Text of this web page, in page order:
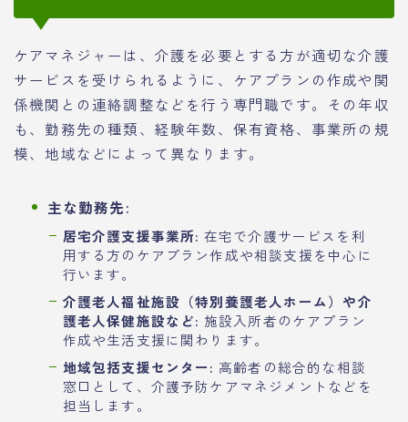
ケアマネジャーは、介護を必要とする方が適切な介護
サービスを受けられるように、ケアプランの作成や関
係機関との連絡調整などを行う専門職です。その年収
も、勤務先の種類、経験年数、保有資格、事業所の規
模、地域などによって異なります。
主な勤務先:
居宅介護支援事業所: 在宅で介護サービスを利
用する方のケアプラン作成や相談支援を中心に
行います。
介護老人福祉施設（特別養護老人ホーム）や介
護老人保健施設など: 施設入所者のケアプラン
作成や生活支援に関わります。
地域包括支援センター: 高齢者の総合的な相談
窓口として、介護予防ケアマネジメントなどを
担当します。